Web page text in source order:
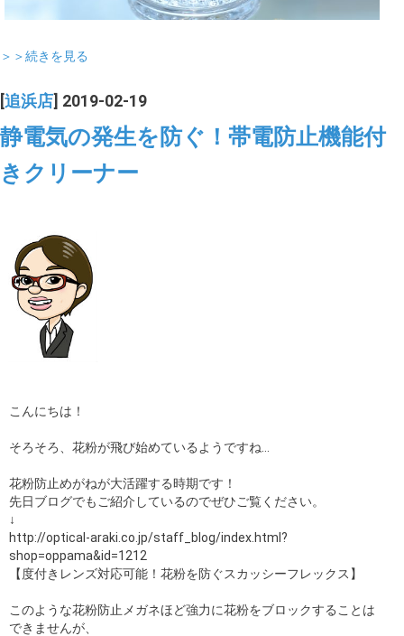
＞＞続きを見る
追浜店 ] 2019-02-19
静電気の発生を防ぐ！帯電防止機能付
きクリーナー
こんにちは！
そろそろ、花粉が飛び始めているようですね…
花粉防止めがねが大活躍する時期です！
先日ブログでもご紹介しているのでぜひご覧ください。
↓
http://optical-araki.co.jp/staff_blog/index.html?
shop=oppama&id=1212
【度付きレンズ対応可能！花粉を防ぐスカッシーフレックス】
このような花粉防止メガネほど強力に花粉をブロックすることは
できませんが、